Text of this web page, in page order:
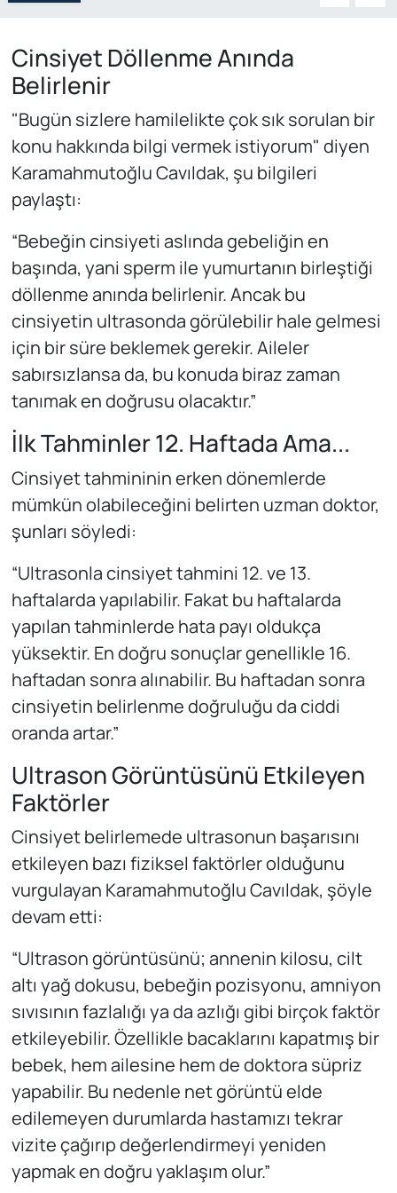
Cinsiyet Döllenme Anında
Belirlenir
"Bugün sizlere hamilelikte çok sık sorulan bir
konu hakkında bilgi vermek istiyorum" diyen
Karamahmutoğlu Cavıldak, şu bilgileri
paylaştı:
“Bebeğin cinsiyeti aslında gebeliğin en
başında, yani sperm ile yumurtanın birleştiği
döllenme anında belirlenir. Ancak bu
cinsiyetin ultrasonda görülebilir hale gelmesi
için bir süre beklemek gerekir. Aileler
sabırsızlansa da, bu konuda biraz zaman
tanımak en doğrusu olacaktır.”
İlk Tahminler 12. Haftada Ama...
Cinsiyet tahmininin erken dönemlerde
mümkün olabileceğini belirten uzman doktor,
şunları söyledi:
“Ultrasonla cinsiyet tahmini 12. ve 13.
haftalarda yapılabilir. Fakat bu haftalarda
yapılan tahminlerde hata payı oldukça
yüksektir. En doğru sonuçlar genellikle 16.
haftadan sonra alınabilir. Bu haftadan sonra
cinsiyetin belirlenme doğruluğu da ciddi
oranda artar.”
Ultrason Görüntüsünü Etkileyen
Faktörler
Cinsiyet belirlemede ultrasonun başarısını
etkileyen bazı fiziksel faktörler olduğunu
vurgulayan Karamahmutoğlu Cavıldak, şöyle
devam etti:
“Ultrason görüntüsünü; annenin kilosu, cilt
altı yağ dokusu, bebeğin pozisyonu, amniyon
sıvısının fazlalığı ya da azlığı gibi birçok faktör
etkileyebilir. Özellikle bacaklarını kapatmış bir
bebek, hem ailesine hem de doktora süpriz
yapabilir. Bu nedenle net görüntü elde
edilemeyen durumlarda hastamızı tekrar
vizite çağırıp değerlendirmeyi yeniden
yapmak en doğru yaklaşım olur.”